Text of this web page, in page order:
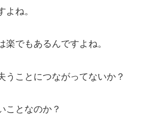
ね。
でもあるんですよね。
うことにつながってないか？
ことなのか？